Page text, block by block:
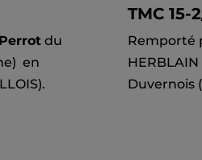
du
en
TMC 15-
Remporté
Duvernois